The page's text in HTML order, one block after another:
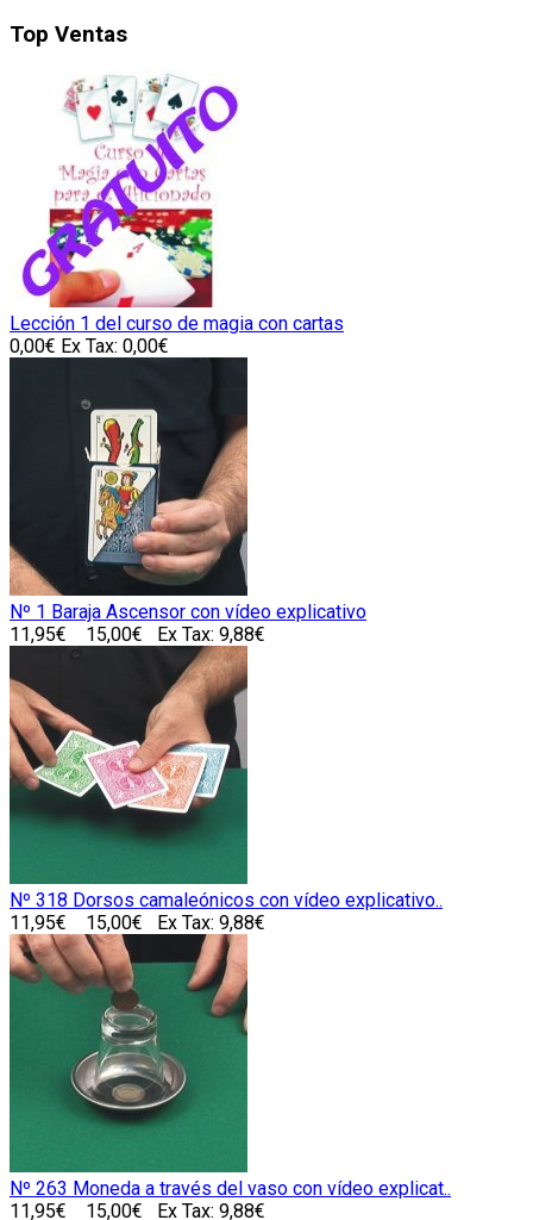
Top Ventas
Lección 1 del curso de magia con cartas
0,00€ Ex Tax: 0,00€
Nº 1 Baraja Ascensor con vídeo explicativo
11,95€
15,00€ Ex Tax: 9,88€
Nº 318 Dorsos camaleónicos con vídeo explicativo..
11,95€
15,00€ Ex Tax: 9,88€
Nº 263 Moneda a través del vaso con vídeo explicat..
11,95€
15,00€ Ex Tax: 9,88€